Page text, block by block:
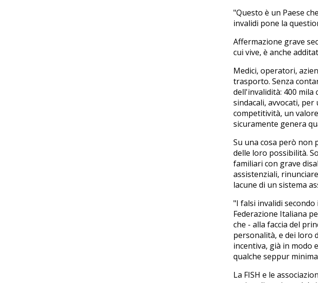
"Questo è un Paese
invalidi pone la
Affermazione grave
cui vive, è anche
Medici, operatori,
trasporto. Senza
dell'invalidità: 400
sindacali, avvocati,
competitività, un
sicuramente genera
Su una cosa però non
delle loro possibilità.
familiari con grave
assistenziali,
lacune di un sistema
"I falsi invalidi
Federazione Italiana
che - alla faccia del
personalità, e dei loro
incentiva, già in modo
qualche seppur
La FISH e le